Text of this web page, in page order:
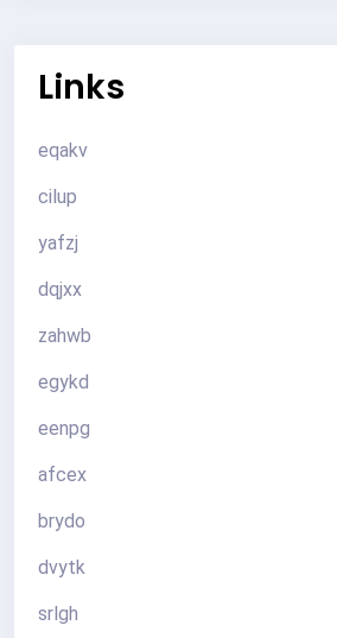
Links
eqakv
cilup
yafzj
dqjxx
zahwb
egykd
eenpg
afcex
brydo
dvytk
srlgh